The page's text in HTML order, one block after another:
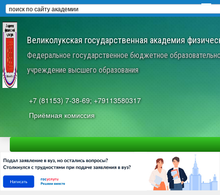
Великолукская государственная академия
Федеральное государственное бюджетное
учреждение высшего образования
+7 (81153) 7-38-69; +79113580317
Приёмная комиссия